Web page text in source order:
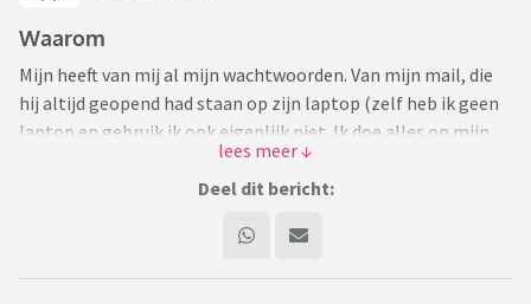
Waarom
Mijn heeft van mij al mijn wachtwoorden. Van mijn mail, die
hij altijd geopend had staan op zijn laptop (zelf heb ik geen
laptop en gebruik ik ook eigenlijk niet. Ik doe alles op mijn
telefoon). En van mijn bank, waar hij ook zo op kan. Dan was
ik in de stad en kreeg ik van hem een telefoontje: was het
mijn administratie (maar dan zo dat alleen hij de juiste
gegevens heeft, maar ik geen weet heb waar). Van mijn eigen
Deel dit bericht: